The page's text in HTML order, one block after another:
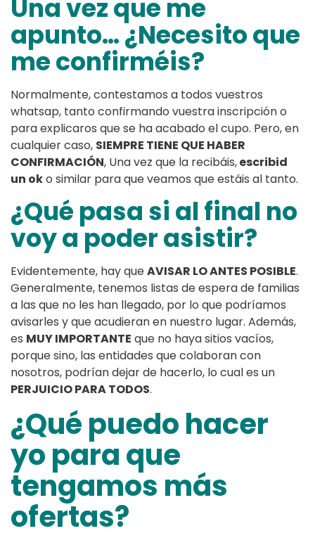
Una vez que me
apunto… ¿Necesito que
me confirméis?
Normalmente, contestamos a todos vuestros
whatsap, tanto confirmando vuestra inscripción o
para explicaros que se ha acabado el cupo. Pero, en
cualquier caso, SIEMPRE TIENE QUE HABER
CONFIRMACIÓN, Una vez que la recibáis,escribid
un oko similar para que veamos que estáis al tanto.
¿Qué pasa si al final no
voy a poder asistir?
Evidentemente, hay queAVISAR LO ANTES POSIBLE.
Generalmente, tenemos listas de espera de familias
a las que no les han llegado, por lo que podríamos
avisarles y que acudieran en nuestro lugar. Además,
es MUY IMPORTANTE que no haya sitios vacíos,
porque sino, las entidades que colaboran con
nosotros, podrían dejar de hacerlo, lo cual es un
PERJUICIO PARA TODOS.
¿Qué puedo hacer
yo para que
tengamos más
ofertas?